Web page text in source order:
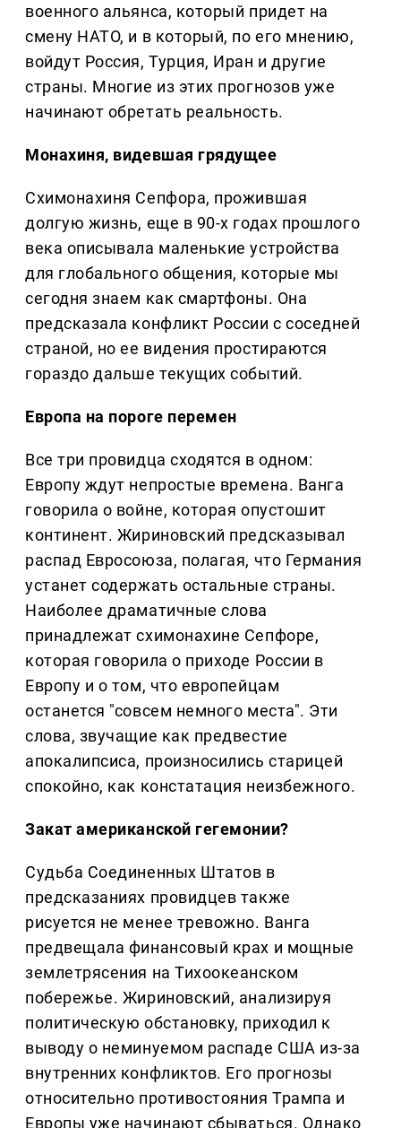
военного альянса, который придет на
смену НАТО, и в который, по его мнению,
войдут Россия, Турция, Иран и другие
страны. Многие из этих прогнозов уже
начинают обретать реальность.
Монахиня, видевшая грядущее
Схимонахиня Сепфора, прожившая
долгую жизнь, еще в 90-х годах прошлого
века описывала маленькие устройства
для глобального общения, которые мы
сегодня знаем как смартфоны. Она
предсказала конфликт России с соседней
страной, но ее видения простираются
гораздо дальше текущих событий.
Европа на пороге перемен
Все три провидца сходятся в одном:
Европу ждут непростые времена. Ванга
говорила о войне, которая опустошит
континент. Жириновский предсказывал
распад Евросоюза, полагая, что Германия
устанет содержать остальные страны.
Наиболее драматичные слова
принадлежат схимонахине Сепфоре,
которая говорила о приходе России в
Европу и о том, что европейцам
останется "совсем немного места". Эти
слова, звучащие как предвестие
апокалипсиса, произносились старицей
спокойно, как констатация неизбежного.
Закат американской гегемонии?
Судьба Соединенных Штатов в
предсказаниях провидцев также
рисуется не менее тревожно. Ванга
предвещала финансовый крах и мощные
землетрясения на Тихоокеанском
побережье. Жириновский, анализируя
политическую обстановку, приходил к
выводу о неминуемом распаде США из-за
внутренних конфликтов. Его прогнозы
относительно противостояния Трампа и
Европы уже начинают сбываться. Однако